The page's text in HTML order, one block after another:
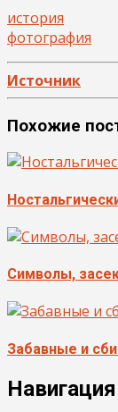
история
фотография
Источник
Похожие
Символы,
Забавные и